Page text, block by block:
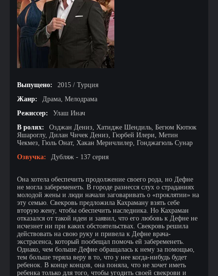
Выпущено:
2015 / Турция
Жанр:
Драма, Мелодрама
Режиссер:
Улаш Инач
В ролях:
Озджан Дениз, Хатидже Шендиль, Бегюм Кютюк
Яшароглу, Дилан Чичек Дениз, Гюрбей Илери, Метин
Чекмез, Гюль Онат, Хакан Меричлилер, Гонджагюль Сунар
Озвучка:
Дубляж - 137 серия
Она хотела обеспечить продолжение своего рода, но Дефне
не могла забеременеть. В городе разнесся слух о страданиях
молодой жены и люди начали заговаривать о «проклятии» на
эту семью. Свекровь предложила Кахраману взять себе
вторую жену, чтобы обеспечить наследника. Но Кахраман
отказался от такой идеи и заявил, что его любовь к Дефне не
исчезнет ни при каких обстоятельствах. Свекровь решила
действовать на свою руку и привела к Дефне врача-
экстрасенса, который пообещал помочь ей забеременеть.
Однако, чем больше Дефне обращалась к нему за помощью,
тем больше теряла веру в то, что у нее когда-нибудь будет
ребенок. В конце концов, она поняла, что не хочет иметь
ребенка только для того, чтобы угодить своей свекрови и